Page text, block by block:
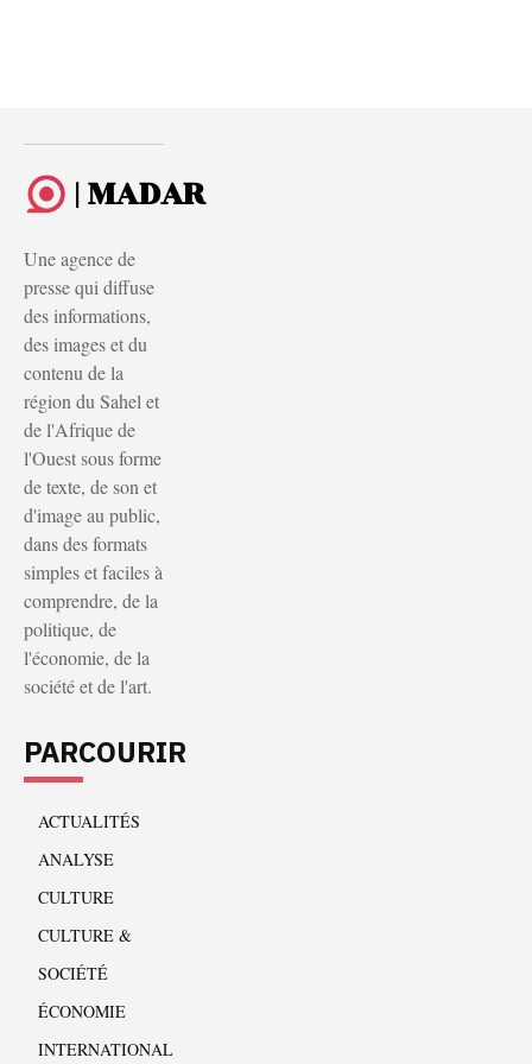
| MADAR
Une agence de
presse qui diffuse
des informations,
des images et du
contenu de la
région du Sahel et
de l'Afrique de
l'Ouest sous forme
de texte, de son et
d'image au public,
dans des formats
simples et faciles à
comprendre, de la
politique, de
l'économie, de la
société et de l'art.
PARCOURIR
ACTUALITÉS
ANALYSE
CULTURE
CULTURE &
SOCIÉTÉ
ÉCONOMIE
INTERNATIONAL